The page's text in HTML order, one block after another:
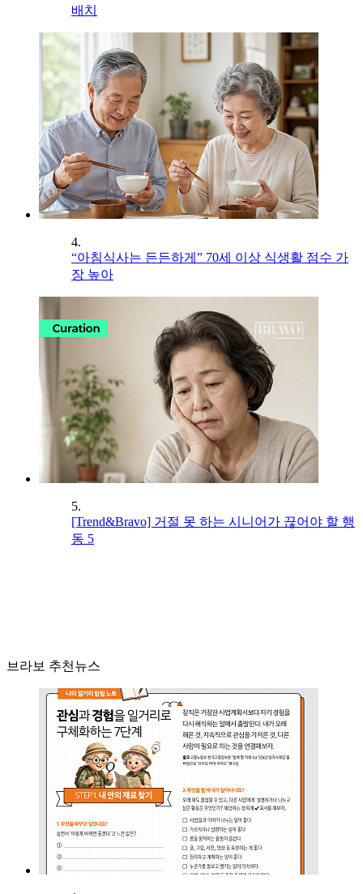
배치
4.
“아침식사는 든든하게” 70세 이상 식생활 점수 가
장 높아
5.
[Trend&Bravo] 거절 못 하는 시니어가 끊어야 할 행
동 5
브라보 추천뉴스